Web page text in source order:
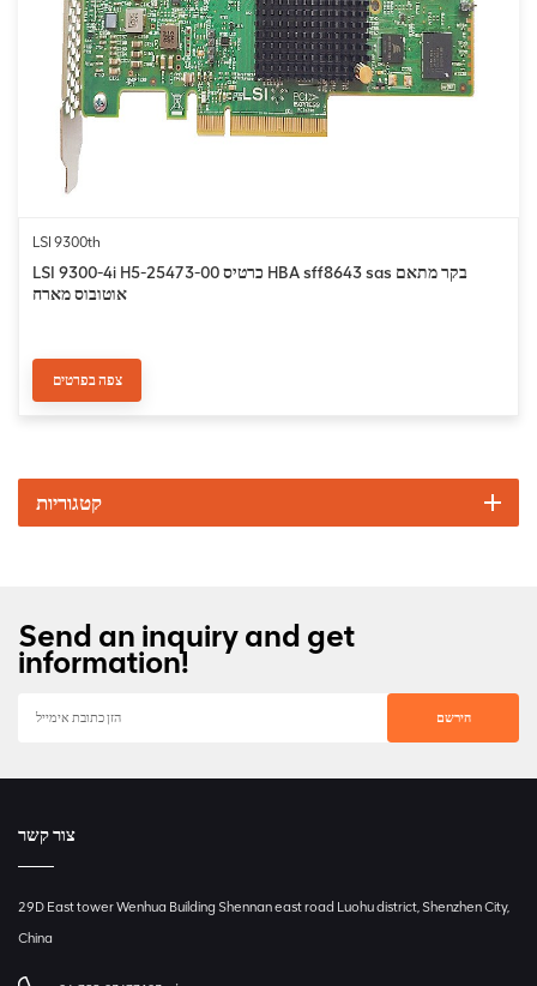
LSI 9300th
LSI 9300-4i H5-25473-00 כרטיס HBA sff8643 sas בקר מתאם
אוטובוס מארח
צפה בפרטים
קטגוריות
Send an inquiry and get
information!
צור קשר
29D East tower Wenhua Building Shennan east road Luohu district, Shenzhen City,
China